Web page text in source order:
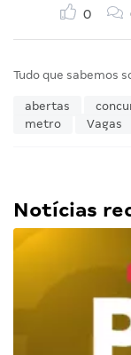
0
Tudo que sabemos
abertas
metro
Vagas
Notícias